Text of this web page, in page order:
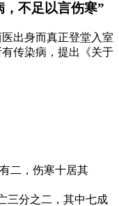
不足以言伤寒”
出身而真正登堂入室
传染病，提出《关于
二，伤寒十居其
三分之二，其中七成